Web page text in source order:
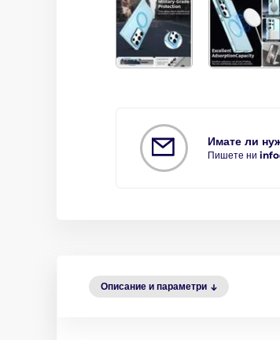
Имате ли
Пишете ни
Описание и параметри